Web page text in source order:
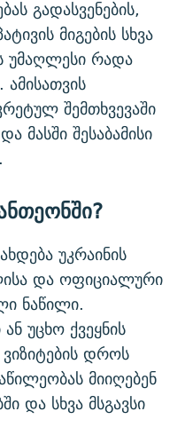
გადასვენების,
მიგების სხვა
უმაღლესი რადა
ამისათვის
შემთხვევაში
მასში შესაბამისი
უკრაინის
და ოფიციალური
ნაწილი.
უცხო ქვეყნის
დროს
მიიღებენ
და სხვა მსგავსი